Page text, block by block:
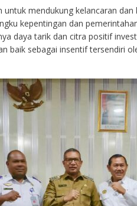
untuk mendukung kelancaran
kepentingan dan
daya tarik dan citra positif
baik sebagai insentif tersendiri